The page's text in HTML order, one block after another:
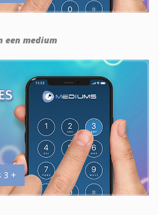
een medium
3 +